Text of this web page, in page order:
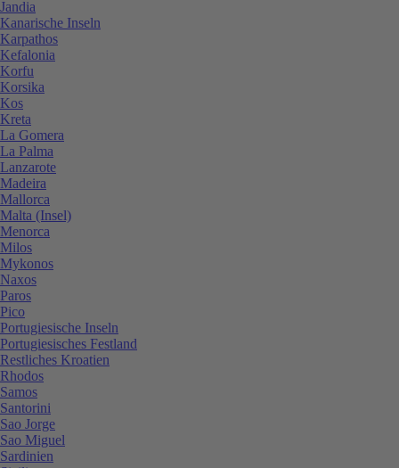
Jandia
Kanarische Inseln
Karpathos
Kefalonia
Korfu
Korsika
Kos
Kreta
La Gomera
La Palma
Lanzarote
Madeira
Mallorca
Malta (Insel)
Menorca
Milos
Mykonos
Naxos
Paros
Pico
Portugiesische Inseln
Portugiesisches Festland
Restliches Kroatien
Rhodos
Samos
Santorini
Sao Jorge
Sao Miguel
Sardinien